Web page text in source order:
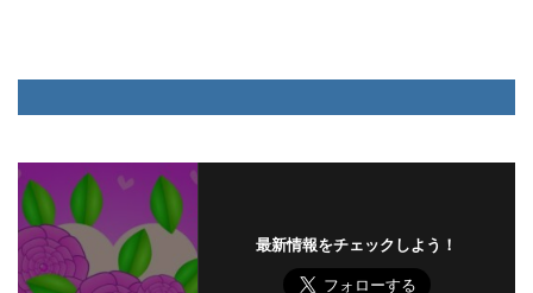
最新情報をチェックしよう！